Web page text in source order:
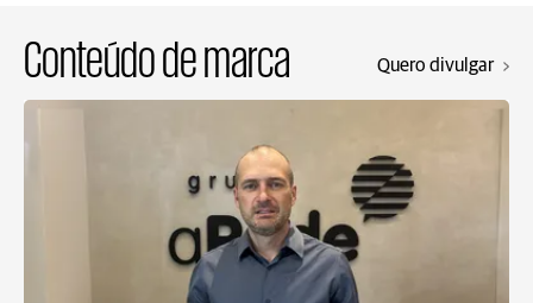
Conteúdo de marca Quero divulgar